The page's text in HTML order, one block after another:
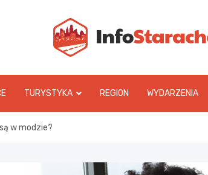
TURYSTYKA REGION WYDARZENIA
w modzie?